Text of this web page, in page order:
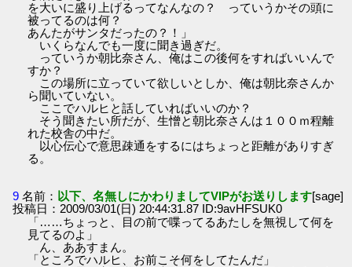
を大いに盛り上げるってなんなの？ っていうかその頭に
被ってるのは何？
あんたがサンタだったの？！」
いくらなんでも一度に聞き過ぎだ。
っていうか朝比奈さん、俺はこの後何をすればいいんで
すか？
この場所に立っていて欲しいとしか、俺は朝比奈さんか
ら聞いていない。
ここでハルヒと話していればいいのか？
そう聞きたい所だが、生憎と朝比奈さんは１００ｍ程離
れた校舎の中だ。
以心伝心で意思疎通をするにはちょっと距離がありすぎ
る。
9 名前： 以下、名無しにかわりましてVIPがお送りします[sage]
投稿日：2009/03/01(日) 20:44:31.87 ID:9avHFSUK0
「……ちょっと、目の前で喋ってるあたしを無視して何を
見てるのよ」
ん、ああすまん。
「ところでハルヒ、お前こそ何をしてたんだ」